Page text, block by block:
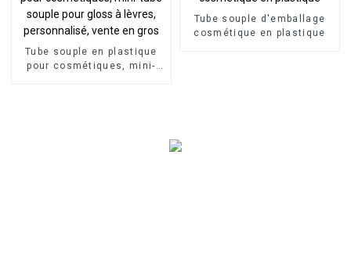
Tube souple en plastique
pour cosmétiques, mini-
Tube souple d'emballage
cosmétique en plastique